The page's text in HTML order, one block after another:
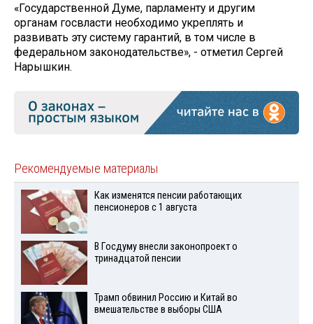
«Государственной Думе, парламенту и другим
органам госвласти необходимо укреплять и
развивать эту систему гарантий, в том числе в
федеральном законодательстве», - отметил Сергей
Нарышкин.
Рекомендуемые материалы
Как изменятся пенсии работающих
пенсионеров с 1 августа
В Госдуму внесли законопроект о
тринадцатой пенсии
Трамп обвинил Россию и Китай во
вмешательстве в выборы США